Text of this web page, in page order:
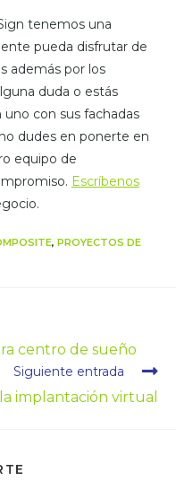
tenemos una
pueda disfrutar de
además por los
duda o estás
con sus fachadas
dudes en ponerte en
equipo de
Escríbenos
, PROYECTOS DE
centro de sueño
Siguiente entrada
implantación virtual